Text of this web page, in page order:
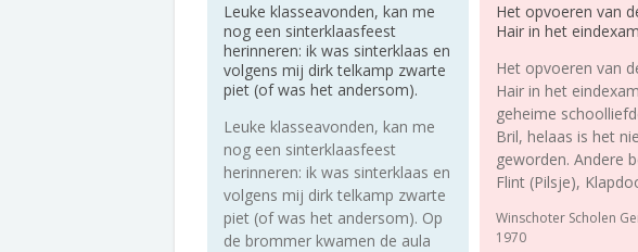
Leuke klasseavonden, kan me
nog een sinterklaasfeest
herinneren: ik was sinterklaas en
volgens mij dirk telkamp zwarte
piet (of was het andersom).
Leuke klasseavonden, kan me
nog een sinterklaasfeest
herinneren: ik was sinterklaas en
volgens mij dirk telkamp zwarte
piet (of was het andersom). Op
de brommer kwamen de aula
Het opvoeren van
Hair in het
Het opvoeren van
Hair in het
geheime
Bril, helaas is het
geworden. Andere
Flint (Pilsje),
Winschoter Scholen
1970